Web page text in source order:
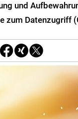
und
zum Datenzugriff